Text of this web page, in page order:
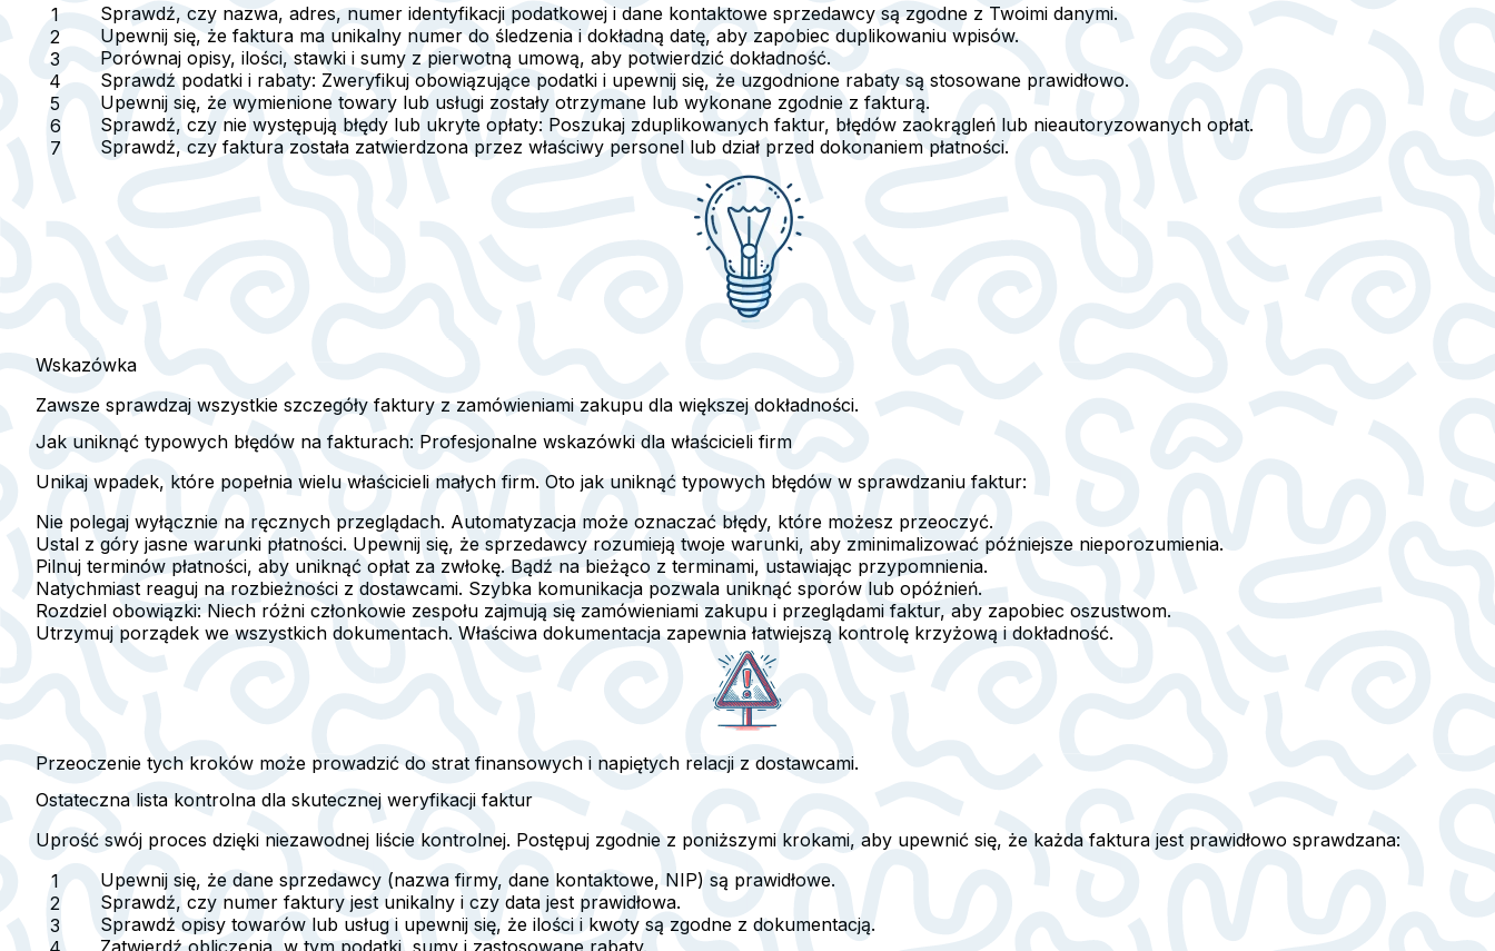
Sprawdź, czy nazwa, adres, numer identyfikacji podatkowej i dane kontaktowe sprzedawcy są zgodne z Twoimi danymi.
Upewnij się, że faktura ma unikalny numer do śledzenia i dokładną datę, aby zapobiec duplikowaniu wpisów.
Porównaj opisy, ilości, stawki i sumy z pierwotną umową, aby potwierdzić dokładność.
Sprawdź podatki i rabaty: Zweryfikuj obowiązujące podatki i upewnij się, że uzgodnione rabaty są stosowane prawidłowo.
Upewnij się, że wymienione towary lub usługi zostały otrzymane lub wykonane zgodnie z fakturą.
Sprawdź, czy nie występują błędy lub ukryte opłaty: Poszukaj zduplikowanych faktur, błędów zaokrągleń lub nieautoryzowanych opłat.
Sprawdź, czy faktura została zatwierdzona przez właściwy personel lub dział przed dokonaniem płatności.
Wskazówka
Zawsze sprawdzaj wszystkie szczegóły faktury z zamówieniami zakupu dla większej dokładności.
Jak uniknąć typowych błędów na fakturach: Profesjonalne wskazówki dla właścicieli firm
Unikaj wpadek, które popełnia wielu właścicieli małych firm. Oto jak uniknąć typowych błędów w sprawdzaniu faktur:
Nie polegaj wyłącznie na ręcznych przeglądach. Automatyzacja może oznaczać błędy, które możesz przeoczyć.
Ustal z góry jasne warunki płatności. Upewnij się, że sprzedawcy rozumieją twoje warunki, aby zminimalizować późniejsze nieporozumienia.
Pilnuj terminów płatności, aby uniknąć opłat za zwłokę. Bądź na bieżąco z terminami, ustawiając przypomnienia.
Natychmiast reaguj na rozbieżności z dostawcami. Szybka komunikacja pozwala uniknąć sporów lub opóźnień.
Rozdziel obowiązki: Niech różni członkowie zespołu zajmują się zamówieniami zakupu i przeglądami faktur, aby zapobiec oszustwom.
Utrzymuj porządek we wszystkich dokumentach. Właściwa dokumentacja zapewnia łatwiejszą kontrolę krzyżową i dokładność.
Przeoczenie tych kroków może prowadzić do strat finansowych i napiętych relacji z dostawcami.
Ostateczna lista kontrolna dla skutecznej weryfikacji faktur
Uprość swój proces dzięki niezawodnej liście kontrolnej. Postępuj zgodnie z poniższymi krokami, aby upewnić się, że każda faktura jest prawidłowo sprawdzana:
Upewnij się, że dane sprzedawcy (nazwa firmy, dane kontaktowe, NIP) są prawidłowe.
Sprawdź, czy numer faktury jest unikalny i czy data jest prawidłowa.
Sprawdź opisy towarów lub usług i upewnij się, że ilości i kwoty są zgodne z dokumentacją.